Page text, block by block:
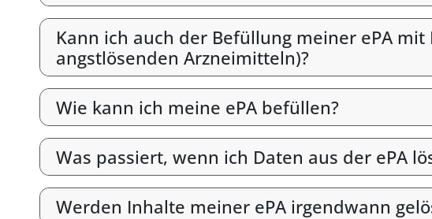
Kann ich auch der Befüllung meiner ePA
angstlösenden Arzneimitteln)?
Wie kann ich meine ePA befüllen?
Was passiert, wenn ich Daten aus der ePA
Werden Inhalte meiner ePA irgendwann